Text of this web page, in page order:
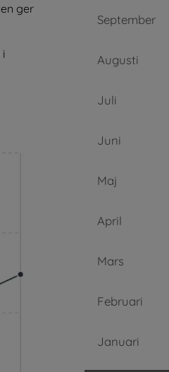
ger
i
September
Augusti
Juli
Juni
Maj
April
Mars
Februari
Januari